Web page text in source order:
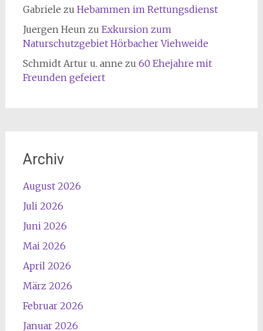
Gabriele zu Hebammen im Rettungsdienst
Juergen Heunzu Exkursion zum
Naturschutzgebiet Hörbacher Viehweide
Schmidt Artur u. anne zu 60 Ehejahre mit
Freunden gefeiert
Archiv
August 2026
Juli 2026
Juni 2026
Mai 2026
April 2026
März 2026
Februar 2026
Januar 2026